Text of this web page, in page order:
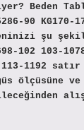
Beden
90
şu
102 103-
113-1192
ölçüsüne